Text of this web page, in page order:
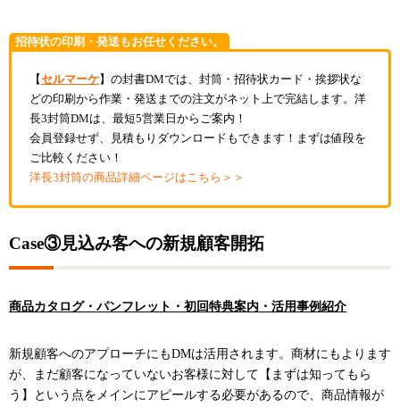
招待状の印刷・発送もお任せください。
【セルマーケ】の封書DMでは、封筒・招待状カード・挨拶状な
どの印刷から作業・発送までの注文がネット上で完結します。洋
長3封筒DMは、最短5営業日からご案内！
会員登録せず、見積もりダウンロードもできます！まずは値段を
ご比較ください！
洋長3封筒の商品詳細ページはこちら＞＞
Case③見込み客への新規顧客開拓
商品カタログ・パンフレット・初回特典案内・活用事例紹介
新規顧客へのアプローチにもDMは活用されます。商材にもよります
が、まだ顧客になっていないお客様に対して【まずは知ってもら
う】という点をメインにアピールする必要があるので、商品情報が